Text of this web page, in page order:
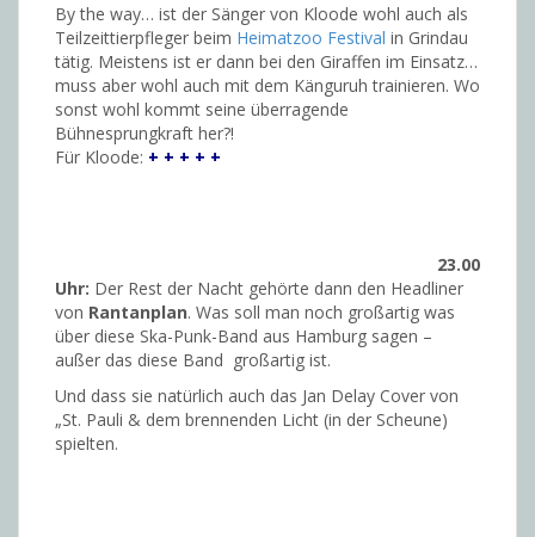
By the way… ist der Sänger von Kloode wohl auch als
Teilzeittierpfleger beim Heimatzoo Festival in Grindau
tätig. Meistens ist er dann bei den Giraffen im Einsatz…
muss aber wohl auch mit dem Känguruh trainieren. Wo
sonst wohl kommt seine überragende
Bühnesprungkraft her?!
Für Kloode: + + + + +
23.00
Uhr: Der Rest der Nacht gehörte dann den Headliner
von Rantanplan. Was soll man noch großartig was
über diese Ska-Punk-Band aus Hamburg sagen –
außer das diese Band großartig ist.
Und dass sie natürlich auch das Jan Delay Cover von
„St. Pauli & dem brennenden Licht (in der Scheune)
spielten.